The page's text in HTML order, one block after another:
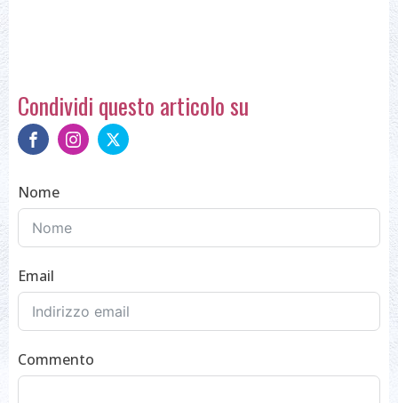
Condividi questo articolo su
Nome
Email
Commento